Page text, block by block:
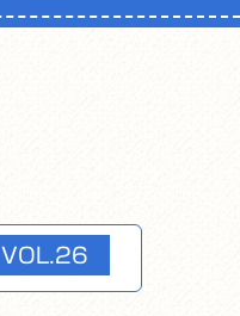
VOL.26